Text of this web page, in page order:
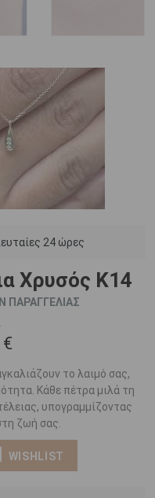
24 ώρες
Χρυσός K14
ΠΑΡΑΓΓΕΛΙΑΣ
το λαιμό σας,
Κάθε πέτρα μιλά τη
υπογραμμίζοντας
ζωή σας.
WISHLIST